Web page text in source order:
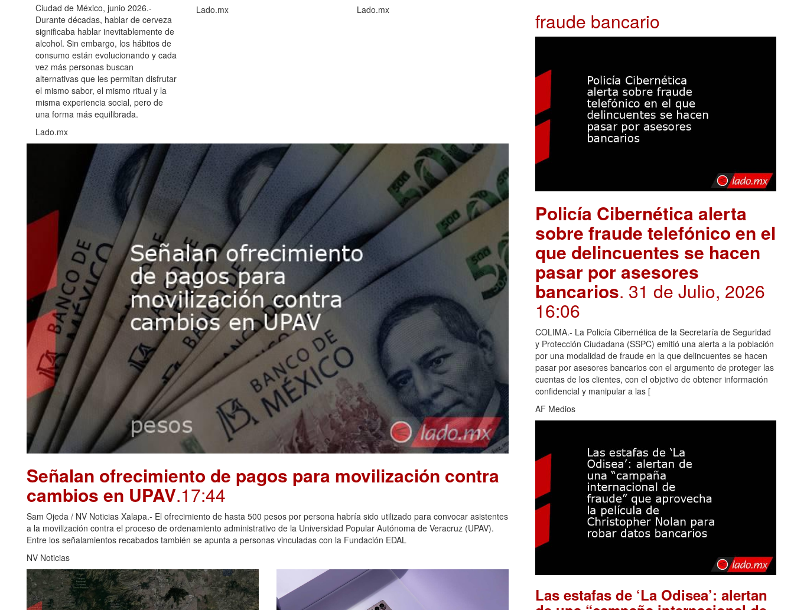
Ciudad de México, junio 2026.-
Durante décadas, hablar de cerveza
significaba hablar inevitablemente de
alcohol. Sin embargo, los hábitos de
consumo están evolucionando y cada
vez más personas buscan
alternativas que les permitan disfrutar
el mismo sabor, el mismo ritual y la
misma experiencia social, pero de
una forma más equilibrada.
Lado.mx
Lado.mx
Lado.mx
Señalan ofrecimiento de pagos para movilización contra
cambios en UPAV.17:44
Sam Ojeda / NV Noticias Xalapa.- El ofrecimiento de hasta 500 pesos por persona habría sido utilizado para convocar asistentes
a la movilización contra el proceso de ordenamiento administrativo de la Universidad Popular Autónoma de Veracruz (UPAV).
Entre los señalamientos recabados también se apunta a personas vinculadas con la Fundación EDAL
NV Noticias
fraude bancario
Policía Cibernética alerta
sobre fraude telefónico en el
que delincuentes se hacen
pasar por asesores
bancarios. 31 de Julio, 2026
16:06
COLIMA.- La Policía Cibernética de la Secretaría de Seguridad
y Protección Ciudadana (SSPC) emitió una alerta a la población
por una modalidad de fraude en la que delincuentes se hacen
pasar por asesores bancarios con el argumento de proteger las
cuentas de los clientes, con el objetivo de obtener información
confidencial y manipular a las [
AF Medios
Las estafas de ‘La Odisea’: alertan